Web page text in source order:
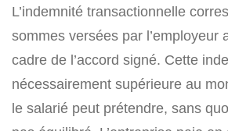
L’indemnité transactionnelle
sommes versées par l’employeur
cadre de l’accord signé. Cette
nécessairement supérieure au
le salarié peut prétendre, sans